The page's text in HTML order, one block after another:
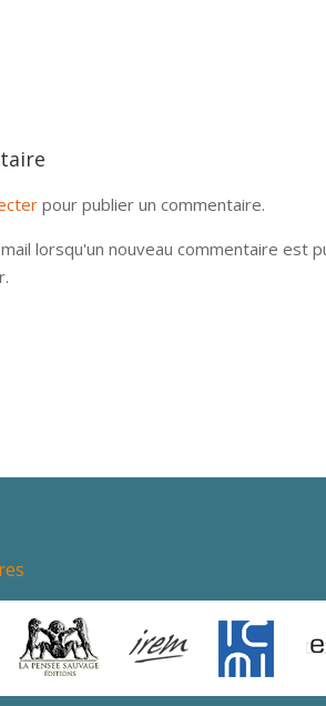
pour publier un commentaire.
lorsqu'un nouveau commentaire est